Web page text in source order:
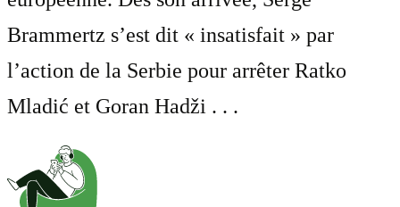
Brammertz s’est dit « insatisfait » par
l’action de la Serbie pour arrêter Ratko
Mladić et Goran Hadži . . .